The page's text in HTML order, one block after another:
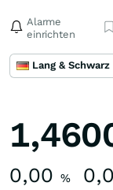
Alarme
einrichten
Lang & Schwarz
0,00 %